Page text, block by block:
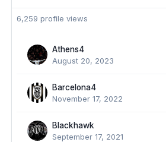
6,259 profile views
Athens4
August 20, 2023
Barcelona4
November 17, 2022
Blackhawk
September 17, 2021